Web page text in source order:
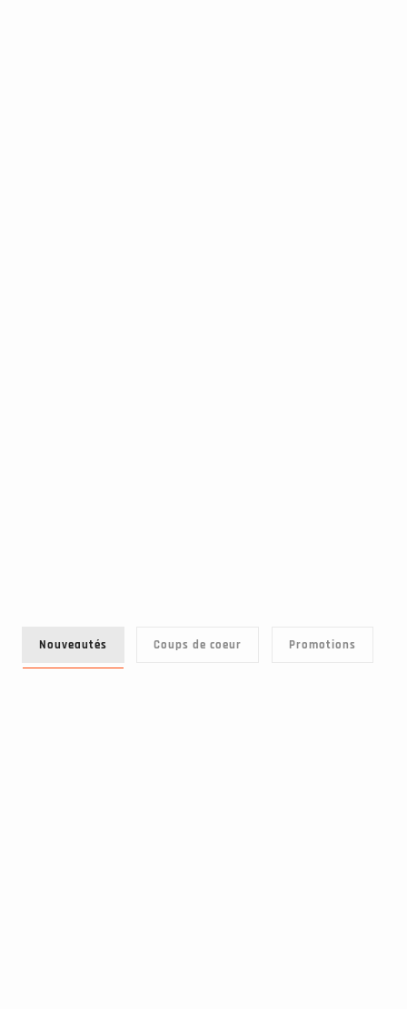
Nouveautés Coups de coeur Promotions